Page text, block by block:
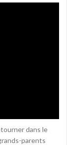
dans le
parents